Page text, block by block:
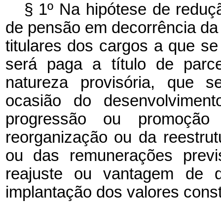
§ 1º Na hipótese de
de pensão em decorrência
titulares dos cargos a que
será paga a título de
natureza provisória, que
ocasião do
progressão ou
reorganização ou da
ou das remunerações
reajuste ou vantagem de
implantação dos valores